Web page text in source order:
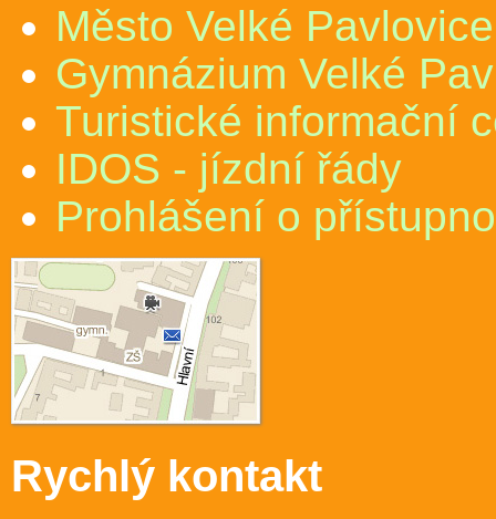
Město Velké Pavlovice
Gymnázium Velké
Turistické informační
IDOS - jízdní řády
Prohlášení o
Rychlý kontakt